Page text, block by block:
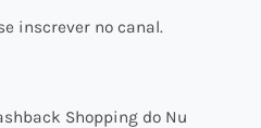
inscrever no canal.
Shopping do Nu